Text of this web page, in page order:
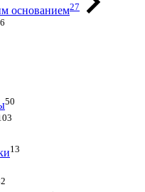
основанием27
50
13